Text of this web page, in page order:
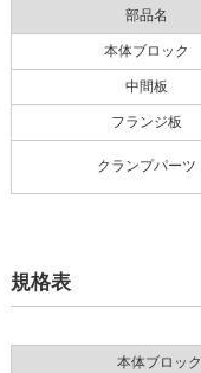
部品名
本体ブロック
中間板
フランジ板
クランプパーツ
規格表
本体ブロック